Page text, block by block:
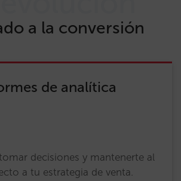
a la conversión
de analítica
decisiones y mantenerte al
a tu estrategia de venta.